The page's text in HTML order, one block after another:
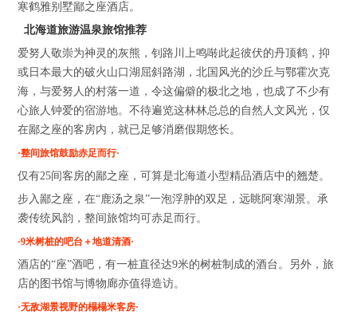
寒鹤雅别墅鄙之座酒店。
北海道旅游温泉旅馆推荐
爱努人敬崇为神灵的灰熊，钊路川上鸣啭此起彼伏的丹顶鹤，抑
或日本最大的破火山口湖屈斜路湖，北国风光的沙丘与鄂霍次克
海，与爱努人的村落一道，令这偏僻的极北之地，也成了不少有
心旅人钟爱的宿游地。不待遍览这林林总总的自然人文风光，仅
在鄙之座的客房内，就已足够消磨假期悠长。
·整间旅馆鼓励赤足而行·
仅有25间客房的鄙之座，可算是北海道小型精品酒店中的翘楚。
步入鄙之座，在“鹿汤之泉”一泡浮肿的双足，远眺阿寒湖景。承
袭传统风韵，整间旅馆均可赤足而行。
·9米树桩的吧台＋地道清酒·
酒店的“座”酒吧，有一桩直径达9米的树桩制成的酒台。另外，旅
店的图书馆与博物廊亦值得造访。
·无敌湖景视野的榻榻米客房·